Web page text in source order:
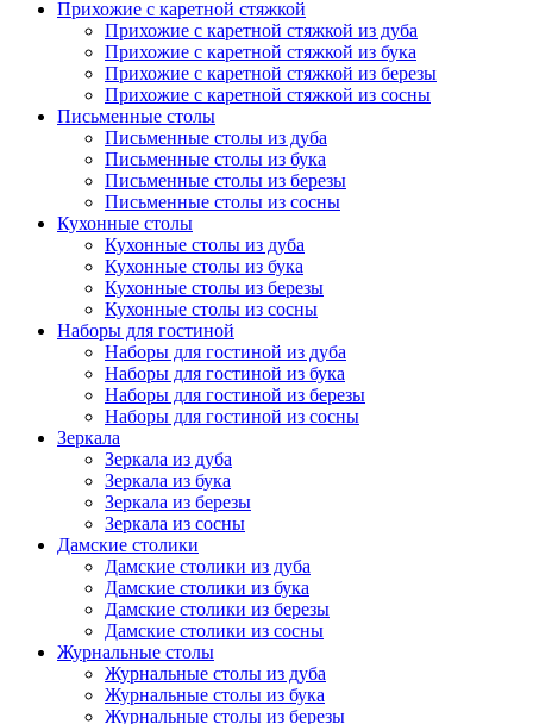
Прихожие с каретной стяжкой
Прихожие с каретной стяжкой из дуба
Прихожие с каретной стяжкой из бука
Прихожие с каретной стяжкой из березы
Прихожие с каретной стяжкой из сосны
Письменные столы
Письменные столы из дуба
Письменные столы из бука
Письменные столы из березы
Письменные столы из сосны
Кухонные столы
Кухонные столы из дуба
Кухонные столы из бука
Кухонные столы из березы
Кухонные столы из сосны
Наборы для гостиной
Наборы для гостиной из дуба
Наборы для гостиной из бука
Наборы для гостиной из березы
Наборы для гостиной из сосны
Зеркала
Зеркала из дуба
Зеркала из бука
Зеркала из березы
Зеркала из сосны
Дамские столики
Дамские столики из дуба
Дамские столики из бука
Дамские столики из березы
Дамские столики из сосны
Журнальные столы
Журнальные столы из дуба
Журнальные столы из бука
Журнальные столы из березы